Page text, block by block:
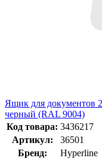
Ящик для документов
черный (RAL 9004)
Код товара: 3436217
Артикул:
36501
Бренд:
Hyperline